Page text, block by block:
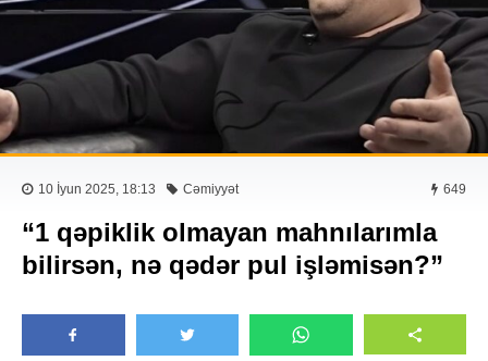
10 İyun 2025, 18:13 Cəmiyyət 649
“1 qəpiklik olmayan mahnılarımla
bilirsən, nə qədər pul işləmisən?”